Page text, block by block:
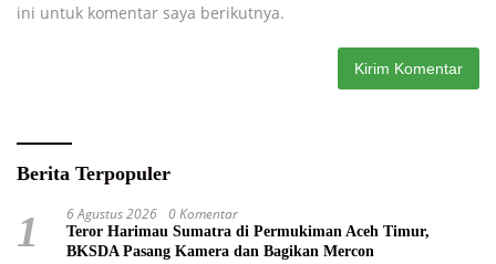
ini untuk komentar saya berikutnya.
Berita Terpopuler
1 6 Agustus 2026 0 Komentar
Teror Harimau Sumatra di Permukiman Aceh Timur,
BKSDA Pasang Kamera dan Bagikan Mercon